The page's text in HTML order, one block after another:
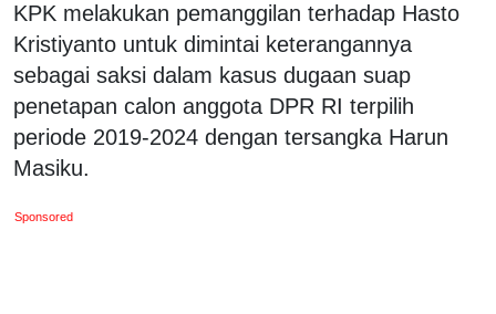
KPK melakukan pemanggilan terhadap Hasto
Kristiyanto untuk dimintai keterangannya
sebagai saksi dalam kasus dugaan suap
penetapan calon anggota DPR RI terpilih
periode 2019-2024 dengan tersangka Harun
Masiku.
Sponsored